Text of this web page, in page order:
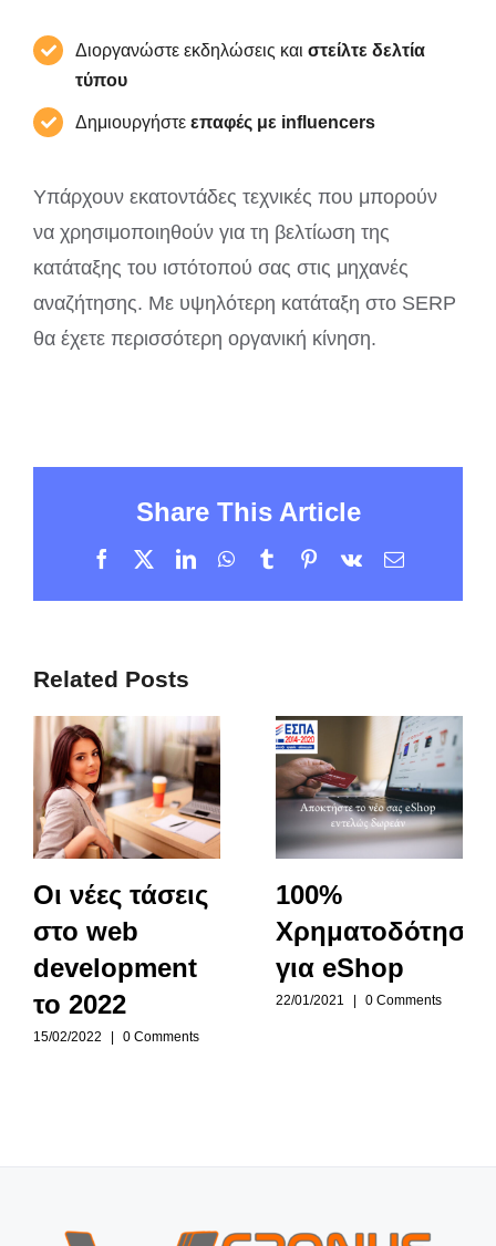
Διοργανώστε εκδηλώσεις καιστείλτε δελτία
τύπου
Δημιουργήστεεπαφές με influencers
Υπάρχουν εκατοντάδες τεχνικές που μπορούν
να χρησιμοποιηθούν για τη βελτίωση της
κατάταξης του ιστότοπού σας στις μηχανές
αναζήτησης. Με υψηλότερη κατάταξη στο SERP
θα έχετε περισσότερη οργανική κίνηση.
Share This Article
Facebook LinkedInWhatsApp
TumblrPinterest
Vk Email
Related Posts
Οι νέες τάσεις
στο web
development
το 2022
15/02/2022 | 0 Comments
100%
Χρηματοδότηση
για eShop
22/01/2021 | 0 Comments